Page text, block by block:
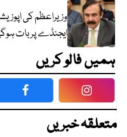
وزیراعظم کی
ایجنڈے پر بات
ہمیں فالو کریں
Facebook
متعلقہ خبریں